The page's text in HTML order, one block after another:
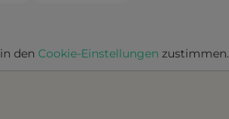
in den Cookie-Einstellungen zustimmen.